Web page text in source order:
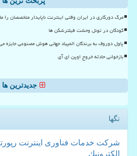
مرگ دورکاری در ایران وقتی اینترنت ناپایدار متخصصان را
کودکان در تونل وحشت فیلترشکن ها
پاول دوروف به برندگان المپیاد جهانی هوش مصنوعی جایزه
بازخوانی حادثه خروج اوپن ای آی
جدیدترین ها
تگها
شركت خدمات فناوری اینترنت
الكترونیك